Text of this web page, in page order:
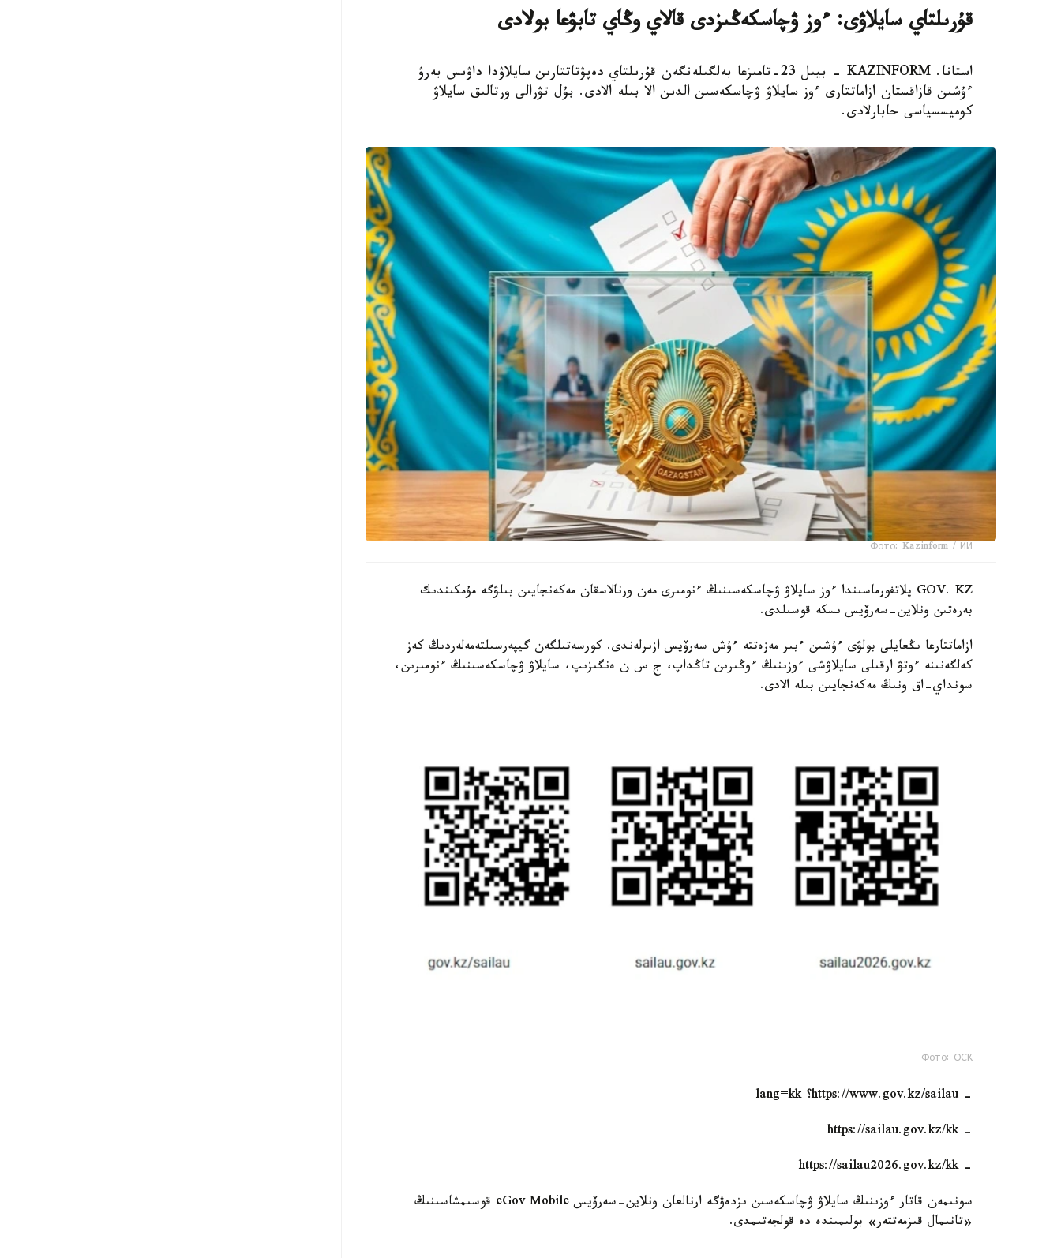
قۇرىلتاي سايلاۋى: ءوز ۋچاسكەڭىزدى قالاي وڭاي تابۋعا بولادى
استانا. KAZINFORM - بيىل 23-تامىزعا بەلگىلەنگەن قۇرىلتاي دەپۋتاتتارىن سايلاۋدا داۋىس بەرۋ
ءۇشىن قازاقستان ازاماتتارى ءوز سايلاۋ ۋچاسكەسىن الدىن الا بىلە الادى. بۇل تۋرالى ورتالىق سايلاۋ
كوميسسياسى حابارلادى.
Фото: Kazinform / ИИ
GOV. KZ پلاتفورماسىندا ءوز سايلاۋ ۋچاسكەسىنىڭ ءنومىرى مەن ورنالاسقان مەكەنجايىن بىلۋگە مۇمكىندىك
بەرەتىن ونلاين-سەرۆيس ىسكە قوسىلدى.
ازاماتتارعا ىڭعايلى بولۋى ءۇشىن ءبىر مەزەتتە ءۇش سەرۆيس ازىرلەندى. كورسەتىلگەن گيپەرسىلتەمەلەردىڭ كەز
كەلگەنىنە ءوتۋ ارقىلى سايلاۋشى ءوزىنىڭ ءوڭىرىن تاڭداپ، ج س ن ەنگىزىپ، سايلاۋ ۋچاسكەسىنىڭ ءنومىرىن،
سونداي-اق ونىڭ مەكەنجايىن بىلە الادى.
Фото: ОСК
- https://www.gov.kz/sailau؟ lang=kk
- https://sailau.gov.kz/kk
- https://sailau2026.gov.kz/kk
سونىمەن قاتار ءوزىنىڭ سايلاۋ ۋچاسكەسىن ىزدەۋگە ارنالعان ونلاين-سەرۆيس eGov Mobile قوسىمشاسىنىڭ
«تانىمال قىزمەتتەر» بولىمىندە دە قولجەتىمدى.